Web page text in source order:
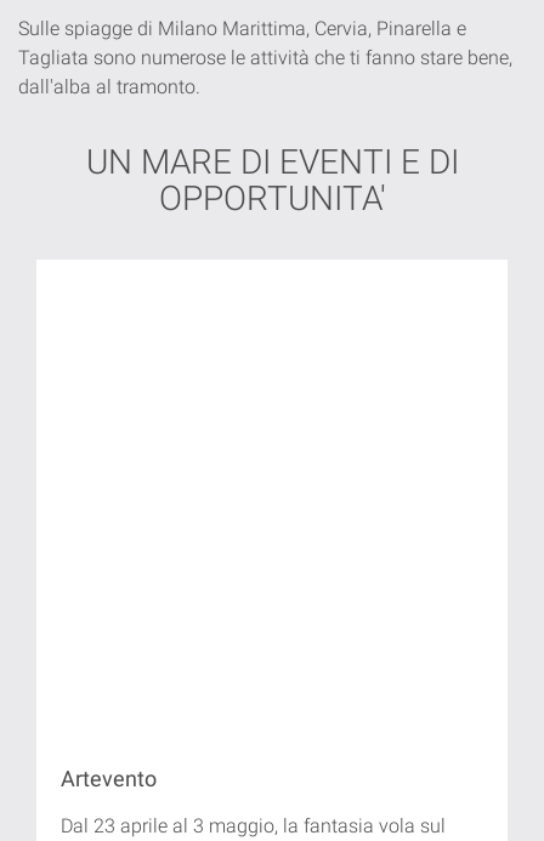
Sulle spiagge di Milano Marittima, Cervia, Pinarella e
Tagliata sono numerose le attività che ti fanno stare bene,
dall'alba al tramonto.
UN MARE DI EVENTI E DI
OPPORTUNITA'
Artevento
Dal 23 aprile al 3 maggio, la fantasia vola sul